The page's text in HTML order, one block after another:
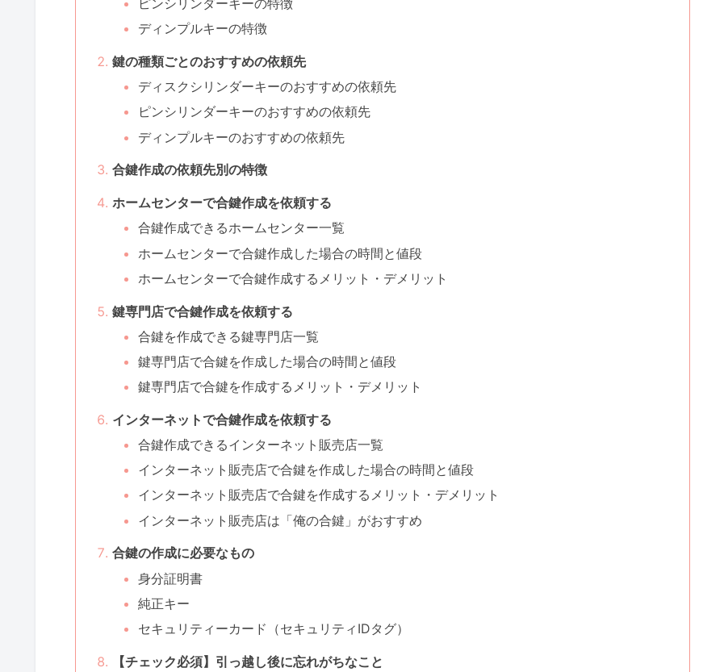
ピンシリンダーキーの特徴
ディンプルキーの特徴
鍵の種類ごとのおすすめの依頼先
ディスクシリンダーキーのおすすめの依頼先
ピンシリンダーキーのおすすめの依頼先
ディンプルキーのおすすめの依頼先
合鍵作成の依頼先別の特徴
ホームセンターで合鍵作成を依頼する
合鍵作成できるホームセンター一覧
ホームセンターで合鍵作成した場合の時間と値段
ホームセンターで合鍵作成するメリット・デメリット
鍵専門店で合鍵作成を依頼する
合鍵を作成できる鍵専門店一覧
鍵専門店で合鍵を作成した場合の時間と値段
鍵専門店で合鍵を作成するメリット・デメリット
インターネットで合鍵作成を依頼する
合鍵作成できるインターネット販売店一覧
インターネット販売店で合鍵を作成した場合の時間と値段
インターネット販売店で合鍵を作成するメリット・デメリット
インターネット販売店は「俺の合鍵」がおすすめ
合鍵の作成に必要なもの
身分証明書
純正キー
セキュリティーカード（セキュリティIDタグ）
【チェック必須】引っ越し後に忘れがちなこと